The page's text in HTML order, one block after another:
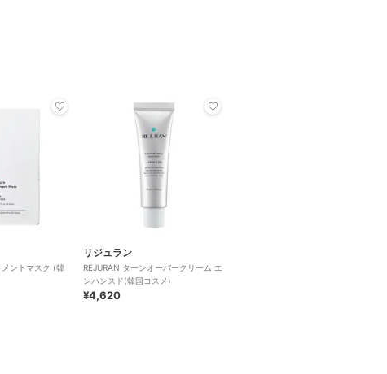
メントマスク (韓
リジュラン
REJURAN ターンオーバークリーム エ
ンハンスド(韓国コスメ)
¥4,620